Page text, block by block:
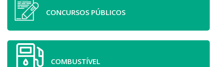
CONCURSOS PÚBLICOS
COMBUSTÍVEL